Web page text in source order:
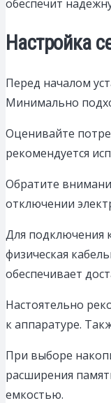
обеспечит
Настройка
Перед началом
Минимально
Оценивайте
рекомендуется
Обратите
отключении
Для подключения
физическая
обеспечивает
Настоятельно
к аппаратуре.
При выборе
расширения
емкостью.